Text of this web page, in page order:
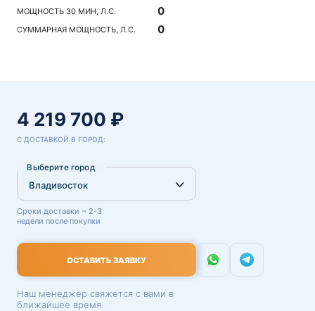
МОЩНОСТЬ 30 МИН, Л.С. 0
СУММАРНАЯ МОЩНОСТЬ, Л.С. 0
4 219 700 ₽
С ДОСТАВКОЙ В ГОРОД:
Выберите город
Сроки доставки ~ 2-3
недели после покупки
ОСТАВИТЬ ЗАЯВКУ
Наш менеджер свяжется с вами в
ближайшее время